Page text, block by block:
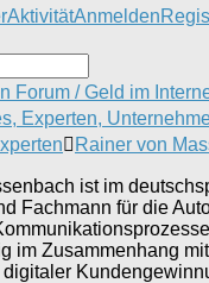
AktivitätAnmelden
Forum / Geld im
Experten,
Rainer von
ist im
Fachmann für die
im Zusammenhang